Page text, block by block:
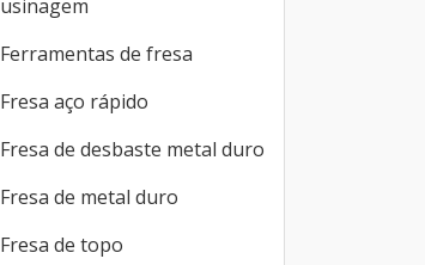
usinagem
Ferramentas de fresa
Fresa aço rápido
Fresa de desbaste metal duro
Fresa de metal duro
Fresa de topo